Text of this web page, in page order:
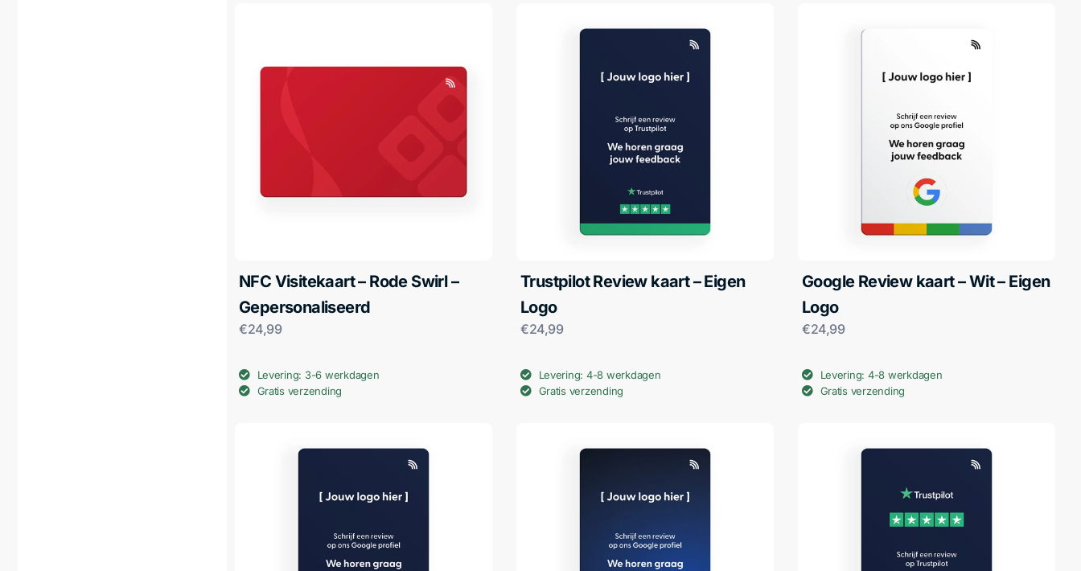
NFC Visitekaart – Rode Swirl –
Gepersonaliseerd
€24,99
Levering: 3-6 werkdagen
Gratis verzending
Trustpilot Review kaart – Eigen
Logo
€24,99
Levering: 4-8 werkdagen
Gratis verzending
Google Review kaart – Wit – Eigen
Logo
€24,99
Levering: 4-8 werkdagen
Gratis verzending